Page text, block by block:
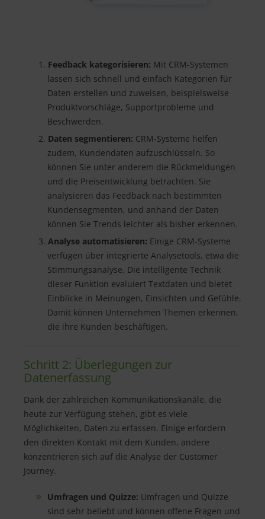
Feedback kategorisieren: Mit CRM-Systemen
lassen sich schnell und einfach Kategorien für
Daten erstellen und zuweisen, beispielsweise
Produktvorschläge, Supportprobleme und
Beschwerden.
Daten segmentieren: CRM-Systeme helfen
zudem, Kundendaten aufzuschlüsseln. So
können Sie unter anderem die Rückmeldungen
und die Preisentwicklung betrachten. Sie
analysieren das Feedback nach bestimmten
Kundensegmenten, und anhand der Daten
können Sie Trends leichter als bisher erkennen.
Analyse automatisieren: Einige CRM-Systeme
verfügen über integrierte Analysetools, etwa die
Stimmungsanalyse. Die intelligente Technik
dieser Funktion evaluiert Textdaten und bietet
Einblicke in Meinungen, Einsichten und Gefühle.
Damit können Unternehmen Themen erkennen,
die ihre Kunden beschäftigen.
Schritt 2: Überlegungen zur
Datenerfassung
Dank der zahlreichen Kommunikationskanäle, die
heute zur Verfügung stehen, gibt es viele
Möglichkeiten, Daten zu erfassen. Einige erfordern
den direkten Kontakt mit dem Kunden, andere
konzentrieren sich auf die Analyse der Customer
Journey.
Umfragen und Quizze: Umfragen und Quizze
sind sehr beliebt und können offene Fragen und